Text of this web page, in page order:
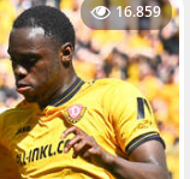
16.859